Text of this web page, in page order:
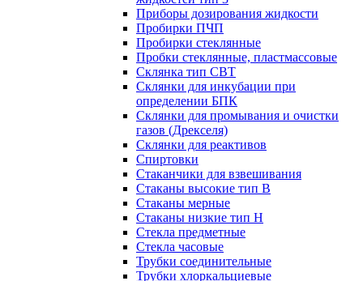
Приборы дозирования жидкости
Пробирки ПЧП
Пробирки стеклянные
Пробки стеклянные, пластмассовые
Склянка тип СВТ
Склянки для инкубации при
определении БПК
Склянки для промывания и очистки
газов (Дрекселя)
Склянки для реактивов
Спиртовки
Стаканчики для взвешивания
Стаканы высокие тип В
Стаканы мерные
Стаканы низкие тип Н
Стекла предметные
Стекла часовые
Трубки соединительные
Трубки хлоркальциевые